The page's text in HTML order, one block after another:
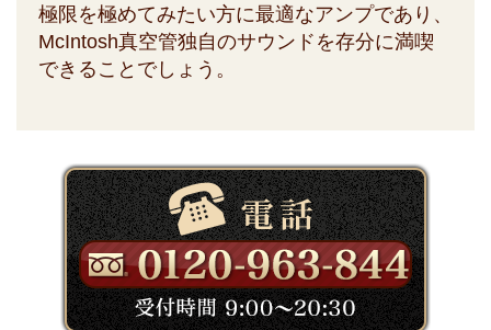
極限を極めてみたい方に最適なアンプであり、
McIntosh真空管独自のサウンドを存分に満喫
できることでしょう。